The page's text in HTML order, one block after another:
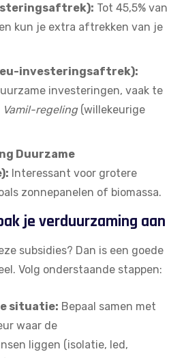
Tot 45,5% van
kun je extra aftrekken van je
investeringsaftrek):
investeringen, vaak te
Vamil-regeling(willekeurige
Duurzame
Interessant voor grotere
zonnepanelen of biomassa.
je verduurzaming aan
subsidies? Dan is een goede
Volg onderstaande stappen:
situatie: Bepaal samen met
waar de
liggen (isolatie, led,